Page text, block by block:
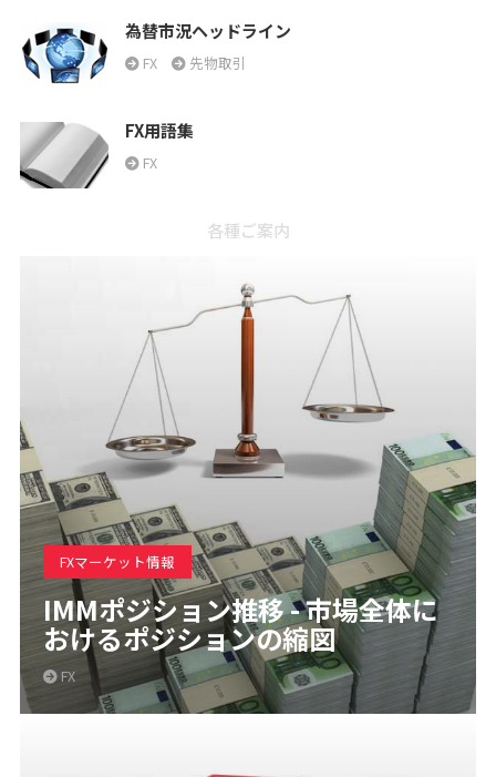
為替市況ヘッドライン
FX 先物取引
FX用語集
FX
各種ご案内
FXマーケット情報
IMMポジション推移 - 市場全体に
おけるポジションの縮図
FX